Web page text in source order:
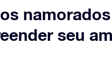
seu